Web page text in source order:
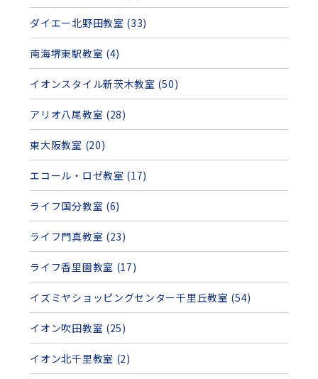
ダイエー北野田教室 (33)
南海堺東駅教室 (4)
イオンスタイル新茨木教室 (50)
アリオ八尾教室 (28)
東大阪教室 (20)
エコール・ロゼ教室 (17)
ライフ国分教室 (6)
ライフ門真教室 (23)
ライフ香里園教室 (17)
イズミヤショッピングセンター千里丘教室 (54)
イオン吹田教室 (25)
イオン北千里教室 (2)